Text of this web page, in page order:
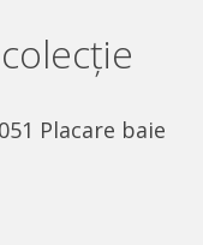
Placare baie